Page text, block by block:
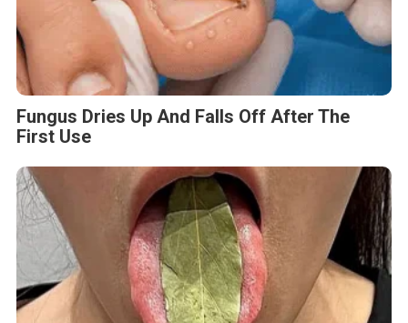
Fungus Dries Up And Falls Off After The
First Use